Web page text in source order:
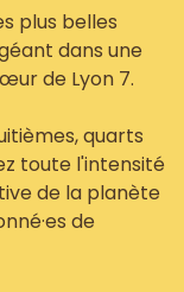
plus belles
dans une
de Lyon 7.
quarts
toute l'intensité
de la planète
de